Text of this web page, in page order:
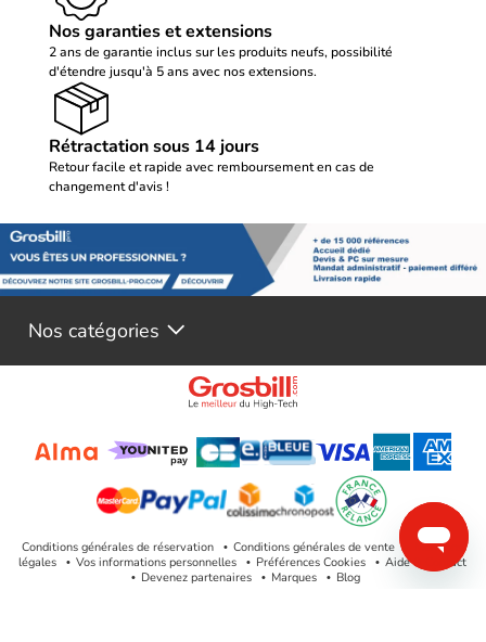
Nos garanties et extensions
2 ans de garantie inclus sur les produits neufs, possibilité
d'étendre jusqu'à 5 ans avec nos extensions.
Rétractation sous 14 jours
Retour facile et rapide avec remboursement en cas de
changement d'avis !
Nos catégories
Conditions générales de réservation Conditions générales de vente
Mentions
légales
Vos informations personnelles Préférences Cookies
Aide & Contact
Devenez partenaires
Marques Blog